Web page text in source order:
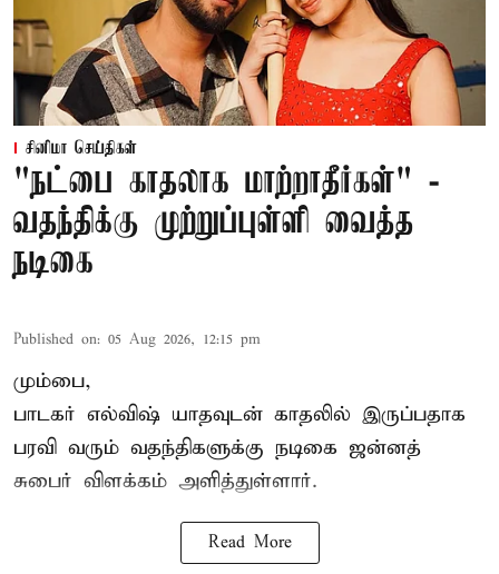
சினிமா செய்திகள்
"நட்பை காதலாக மாற்றாதீர்கள்" -
வதந்திக்கு முற்றுப்புள்ளி வைத்த
நடிகை
Published on: 05 Aug 2026, 12:15 pm
மும்பை,
பாடகர் எல்விஷ் யாதவுடன் காதலில் இருப்பதாக
பரவி வரும் வதந்திகளுக்கு நடிகை ஜன்னத்
சுபைர் விளக்கம் அளித்துள்ளார்.
Read More